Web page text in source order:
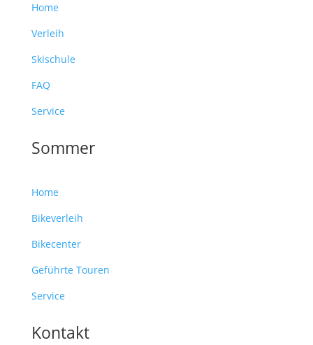
Home
Verleih
Skischule
FAQ
Service
Sommer
Home
Bikeverleih
Bikecenter
Geführte Touren
Service
Kontakt